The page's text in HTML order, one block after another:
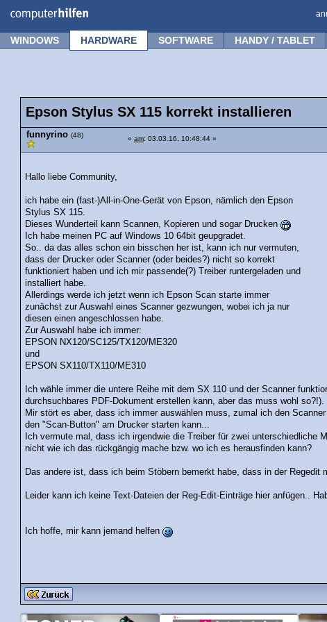
WINDOWS HARDWARE SOFTWARE HANDY / TABLET
Epson Stylus SX 115 korrekt installieren
funnyrino (48) « am: 03.03.16, 10:48:44 »
Hallo liebe Community,
ich habe ein (fast-)All-in-One-Gerät von Epson, nämlich den Epson
Stylus SX 115.
Dieses Wunderteil kann Scannen, Kopieren und sogar Drucken
Ich habe meinen PC auf Windows 10 64bit geupgradet.
So.. da das alles schon ein bisschen her ist, kann ich nur vermuten,
dass der Drucker oder Scanner (oder beides?) nicht so korrekt
funktioniert haben und ich mir passende(?) Treiber runtergeladen und
installiert habe.
Allerdings werde ich jetzt wenn ich Epson Scan starte immer
zunächst zur Auswahl eines Scanner gezwungen, wobei ich ja nur
diesen einen angeschlossen habe.
Zur Auswahl habe ich immer:
EPSON NX120/SC125/TX120/ME320
und
EPSON SX110/TX110/ME310
Ich wähle immer die untere Reihe mit dem SX 110 und der Scanner
durchsuchbares PDF-Dokument erstellen kann, aber das muss wohl so?!).
Mir stört es aber, dass ich immer auswählen muss, zumal ich den
den "Scan-Button" am Drucker starten kann...
Ich vermute mal, dass ich irgendwie die Treiber für zwei unterschiedliche
nicht wie ich das rückgängig mache bzw. wo ich es herausfinden kann?
Das andere ist, dass ich beim Stöbern bemerkt habe, dass in der Regedit
Leider kann ich keine Text-Dateien der Reg-Edit-Einträge hier anfügen..
Ich hoffe, mir kann jemand helfen